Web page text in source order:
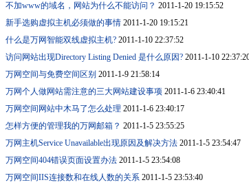
不加www的域名，网站为什么不能访问？ 2011-1-20 19:15:52
新手选购虚拟主机必须做的事情 2011-1-20 19:15:21
什么是万网智能双线虚拟主机? 2011-1-10 22:37:52
访问网站出现Directory Listing Denied 是什么原因? 2011-1-10
万网空间与免费空间区别 2011-1-9 21:58:14
万网个人做网站需注意的三大网站建设事项 2011-1-6 23:40:41
万网空间网站中木马了怎么处理 2011-1-6 23:40:17
怎样方便的管理我的万网邮箱？ 2011-1-5 23:55:25
万网主机Service Unavailable出现原因及解决方法 2011-1-5 23:54:47
万网空间404错误页面设置办法 2011-1-5 23:54:08
万网空间IIS连接数和在线人数的关系 2011-1-5 23:53:40